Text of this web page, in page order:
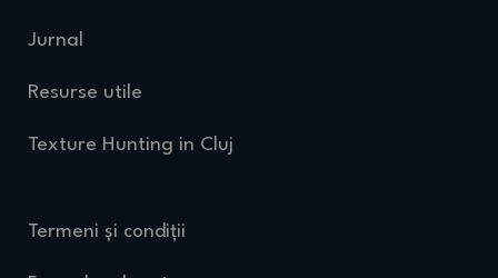
Jurnal
Resurse utile
Texture Hunting in Cluj
Termeni și condiții